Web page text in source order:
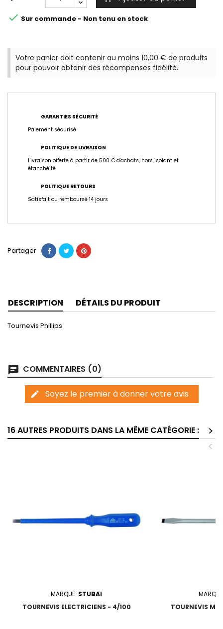
 Sur commande - Non tenu en stock
Votre panier doit contenir au moins 10,00 € de produits
pour pouvoir obtenir des récompenses fidélité.
GARANTIES SÉCURITÉ
Paiement sécurisé
POLITIQUE DE LIVRAISON
Livraison offerte à partir de 500 € d'achats, hors isolant et
étanchéité
POLITIQUE RETOURS
Satisfait ou remboursé 14 jours
Partager
DESCRIPTION DÉTAILS DU PRODUIT
Tournevis Phillips
chat COMMENTAIRES (0)
edit Soyez le premier à donner votre avis
16 AUTRES PRODUITS DANS LA MÊME CATÉGORIE :
>
<
MARQUE: STUBAI
TOURNEVIS ELECTRICIENS - 4/100
TOURNEVIS